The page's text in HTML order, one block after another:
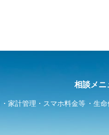
相談メニ
家計管理・スマホ料金等 生命